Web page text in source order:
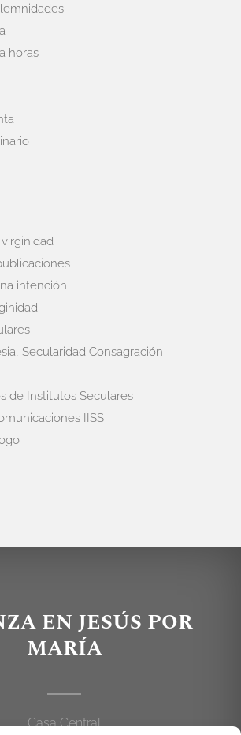
horas
intención
Secularidad Consagración
de Institutos Seculares
IISS
EN JESÚS POR
MARÍA
Casa Central